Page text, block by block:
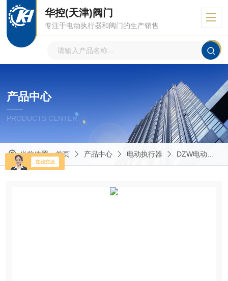
华控(天津)阀门
专注于电动执行器和阀门的生产销售
产品中心
PRODUCTS CENTER
当前位置：首页 产品中心 电动执行器 DZW电动执行器